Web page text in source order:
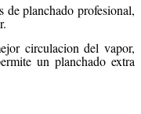
de planchado profesional,
circulacion del vapor,
un planchado extra